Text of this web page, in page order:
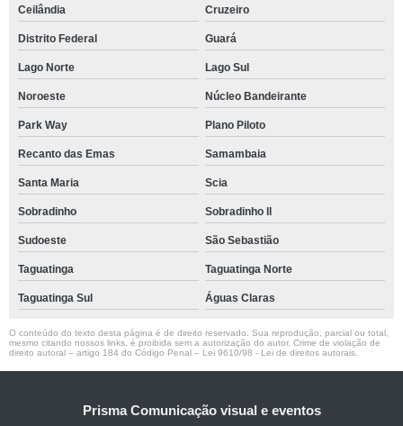
Ceilândia Cruzeiro
Distrito Federal Guará
Lago Norte Lago Sul
Noroeste Núcleo Bandeirante
Park Way Plano Piloto
Recanto das Emas Samambaia
Santa Maria Scia
Sobradinho Sobradinho ll
Sudoeste São Sebastião
Taguatinga Taguatinga Norte
Taguatinga Sul Águas Claras
O conteúdo do texto desta página é de direito reservado. Sua reprodução, parcial ou total,
mesmo citando nossos links, é proibida sem a autorização do autor. Crime de violação de
direito autoral – artigo 184 do Código Penal – Lei 9610/98 - Lei de direitos autorais
Prisma Comunicação visual e eventos